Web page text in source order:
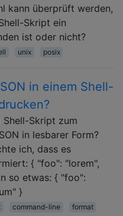
kann überprüft werden,
Skript ein
ist oder nicht?
unix posix
in einem Shell-
Skript zum
in lesbarer Form?
ich, dass es
{ "foo": "lorem",
so etwas: { "foo":
}
command-line
format